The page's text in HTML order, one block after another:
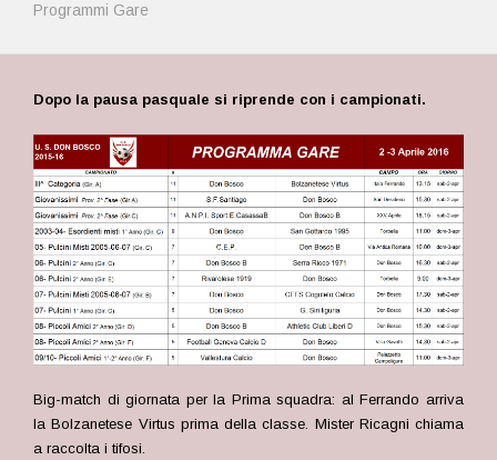
Programmi Gare
Dopo la pausa pasquale si riprende con i campionati.
Big-match di giornata per la Prima squadra: al Ferrando arriva
la Bolzanetese Virtus prima della classe. Mister Ricagni chiama
a raccolta i tifosi.